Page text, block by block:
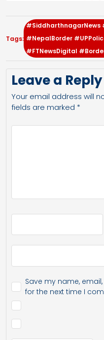
Tags:
#SiddharthnagarNews
#NepalBorder
#FTNewsDigital
Leave a Reply
Your email address will
fields are marked *
Save my name,
for the next time I